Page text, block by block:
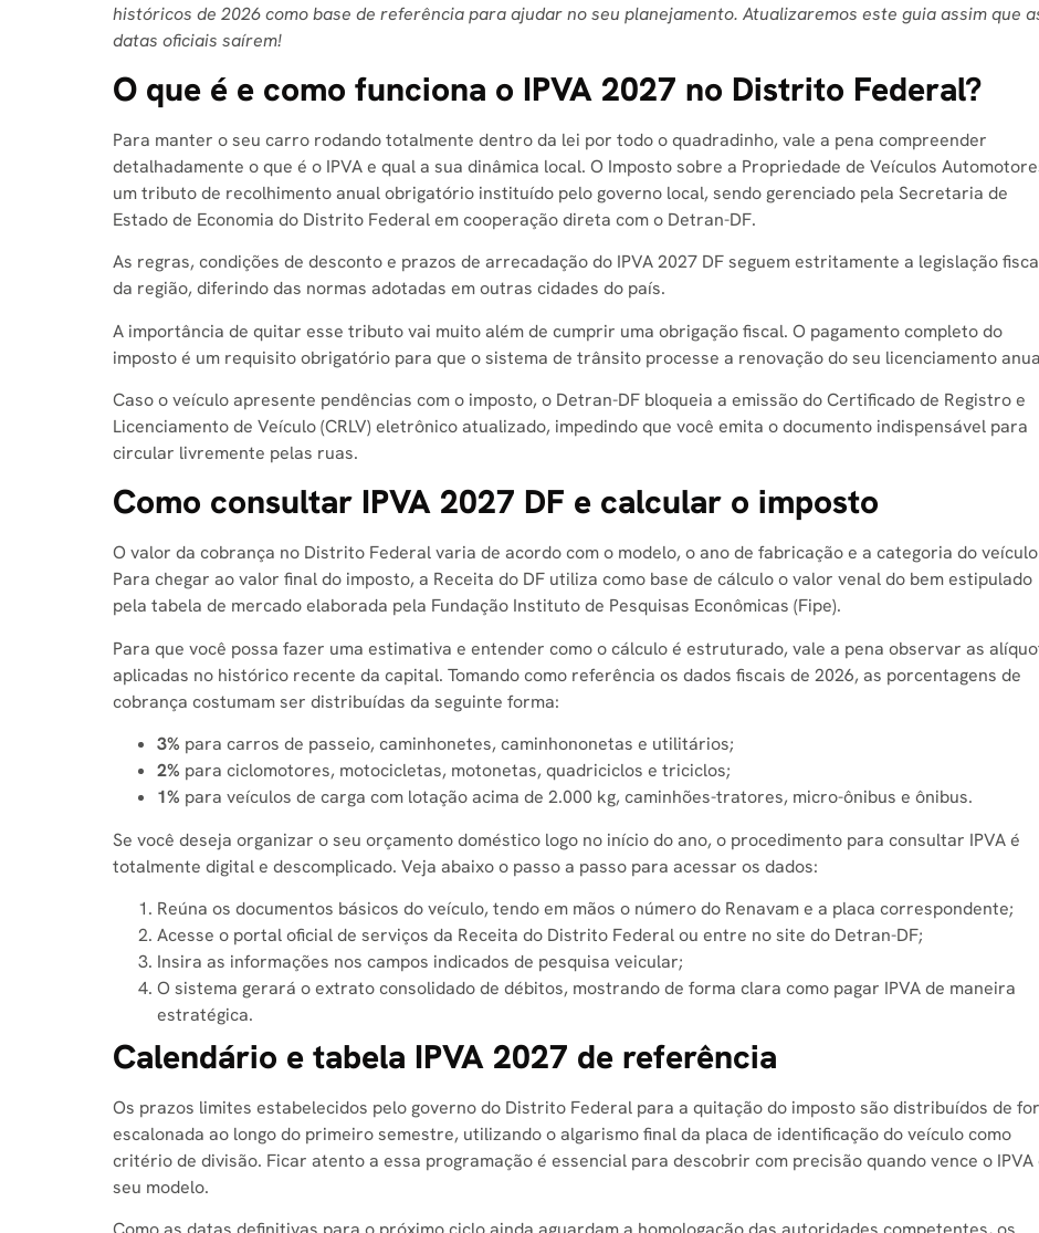
históricos de 2026 como base de referência para ajudar no seu planejamento. Atualizaremos este guia assim que
datas oficiais saírem!
O que é e como funciona o IPVA 2027 no Distrito Federal?
Para manter o seu carro rodando totalmente dentro da lei por todo o quadradinho, vale a pena compreender
detalhadamente o que é o IPVA e qual a sua dinâmica local. O Imposto sobre a Propriedade de Veículos
um tributo de recolhimento anual obrigatório instituído pelo governo local, sendo gerenciado pela Secretaria de
Estado de Economia do Distrito Federal em cooperação direta com o Detran-DF.
As regras, condições de desconto e prazos de arrecadação do IPVA 2027 DF seguem estritamente a legislação
da região, diferindo das normas adotadas em outras cidades do país.
A importância de quitar esse tributo vai muito além de cumprir uma obrigação fiscal. O pagamento completo do
imposto é um requisito obrigatório para que o sistema de trânsito processe a renovação do seu licenciamento
Caso o veículo apresente pendências com o imposto, o Detran-DF bloqueia a emissão do Certificado de Registro e
Licenciamento de Veículo (CRLV) eletrônico atualizado, impedindo que você emita o documento indispensável para
circular livremente pelas ruas.
Como consultar IPVA 2027 DF e calcular o imposto
O valor da cobrança no Distrito Federal varia de acordo com o modelo, o ano de fabricação e a categoria do
Para chegar ao valor final do imposto, a Receita do DF utiliza como base de cálculo o valor venal do bem estipulado
pela tabela de mercado elaborada pela Fundação Instituto de Pesquisas Econômicas (Fipe).
Para que você possa fazer uma estimativa e entender como o cálculo é estruturado, vale a pena observar as
aplicadas no histórico recente da capital. Tomando como referência os dados fiscais de 2026, as porcentagens de
cobrança costumam ser distribuídas da seguinte forma:
3% para carros de passeio, caminhonetes, caminhononetas e utilitários;
2% para ciclomotores, motocicletas, motonetas, quadriciclos e triciclos;
1% para veículos de carga com lotação acima de 2.000 kg, caminhões-tratores, micro-ônibus e ônibus.
Se você deseja organizar o seu orçamento doméstico logo no início do ano, o procedimento para consultar IPVA é
totalmente digital e descomplicado. Veja abaixo o passo a passo para acessar os dados:
Reúna os documentos básicos do veículo, tendo em mãos o número do Renavam e a placa correspondente;
Acesse o portal oficial de serviços da Receita do Distrito Federal ou entre no site do Detran-DF;
Insira as informações nos campos indicados de pesquisa veicular;
O sistema gerará o extrato consolidado de débitos, mostrando de forma clara como pagar IPVA de maneira
estratégica.
Calendário e tabela IPVA 2027 de referência
Os prazos limites estabelecidos pelo governo do Distrito Federal para a quitação do imposto são distribuídos de
escalonada ao longo do primeiro semestre, utilizando o algarismo final da placa de identificação do veículo como
critério de divisão. Ficar atento a essa programação é essencial para descobrir com precisão quando vence o IPVA
seu modelo.